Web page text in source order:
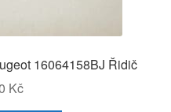
16064158BJ Řidič
Kč